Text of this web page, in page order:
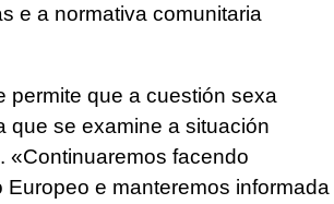
e a normativa comunitaria
permite que a cuestión sexa
que se examine a situación
«Continuaremos facendo
e manteremos informada